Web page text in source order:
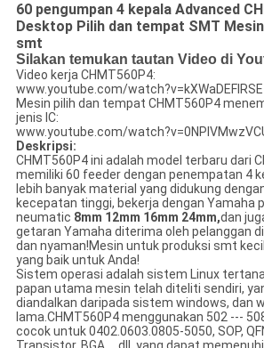
60 pengumpan 4 kepala Advanced
Desktop Pilih dan tempat SMT
smt
Silakan temukan tautan Video di
Video kerja CHMT560P4:
www.youtube.com/watch?v=kXWaDEFIRSE
Mesin pilih dan tempat CHMT560P4
jenis IC:
www.youtube.com/
Deskripsi:
CHMT560P4 ini adalah model terbaru dari
memiliki 60 feeder dengan penempatan 4
lebih banyak material yang didukung
kecepatan tinggi, bekerja dengan Yamaha p
neumatic 8mm 12mm 16mm 24mm,dan
getaran Yamaha diterima oleh pelanggan
dan nyaman!Mesin untuk produksi smt
yang baik untuk Anda!
Sistem operasi adalah sistem Linux
papan utama mesin telah diteliti sendiri,
diandalkan daripada sistem windows, dan
lama.CHMT560P4 menggunakan 502 ---
cocok untuk 0402.0603.0805-5050, SOP,